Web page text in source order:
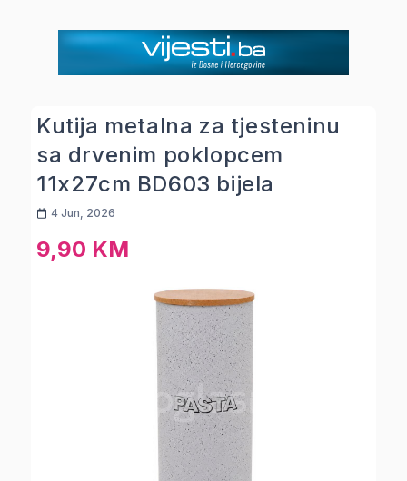
Kutija metalna za tjesteninu
sa drvenim poklopcem
11x27cm BD603 bijela
4 Jun, 2026
9,90 KM